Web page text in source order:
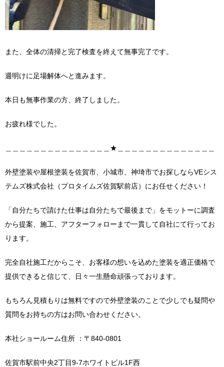
また、全体の清掃と完了検査を終えて無事完了です。
週明けに足場解体へと進みます。
本日も無事作業の方、終了しました。
お疲れ様でした。
＿＿＿＿＿＿＿＿＿＿＿＿＿＿＿★＿＿＿＿＿＿＿＿＿＿＿＿＿＿
外壁塗装や屋根塗装を佐賀市、小城市、神埼市でお探しならVEシス
テムズ株式会社（プロタイムズ佐賀駅前店）にお任せください！
「自分たちで請けた仕事は自分たちで最後まで」をモットーに調査
から提案、施工、アフターフォローまで一貫して自社にて行ってお
ります。
完全自社施工だからこそ、お客様の想いを込めた塗装を適正価格で
提供できると信じて、日々一生懸命頑張っております。
もちろん見積もりは無料ですので外壁塗装のことで少しでも疑問や
質問をお持ちの方はお問い合わせください。
本社ショールーム住所 ：〒840-0801
佐賀市駅前中央2丁目9-7ホワイトビル1F西